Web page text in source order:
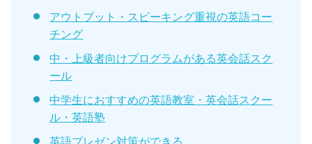
アウトプット・スピーキング重視の英語コー
チング
中・上級者向けプログラムがある英会話スク
ール
中学生におすすめの英語教室・英会話スクー
ル・英語塾